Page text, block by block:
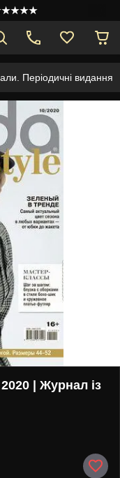
★★★★★
Періодичні видання
| Журнал із